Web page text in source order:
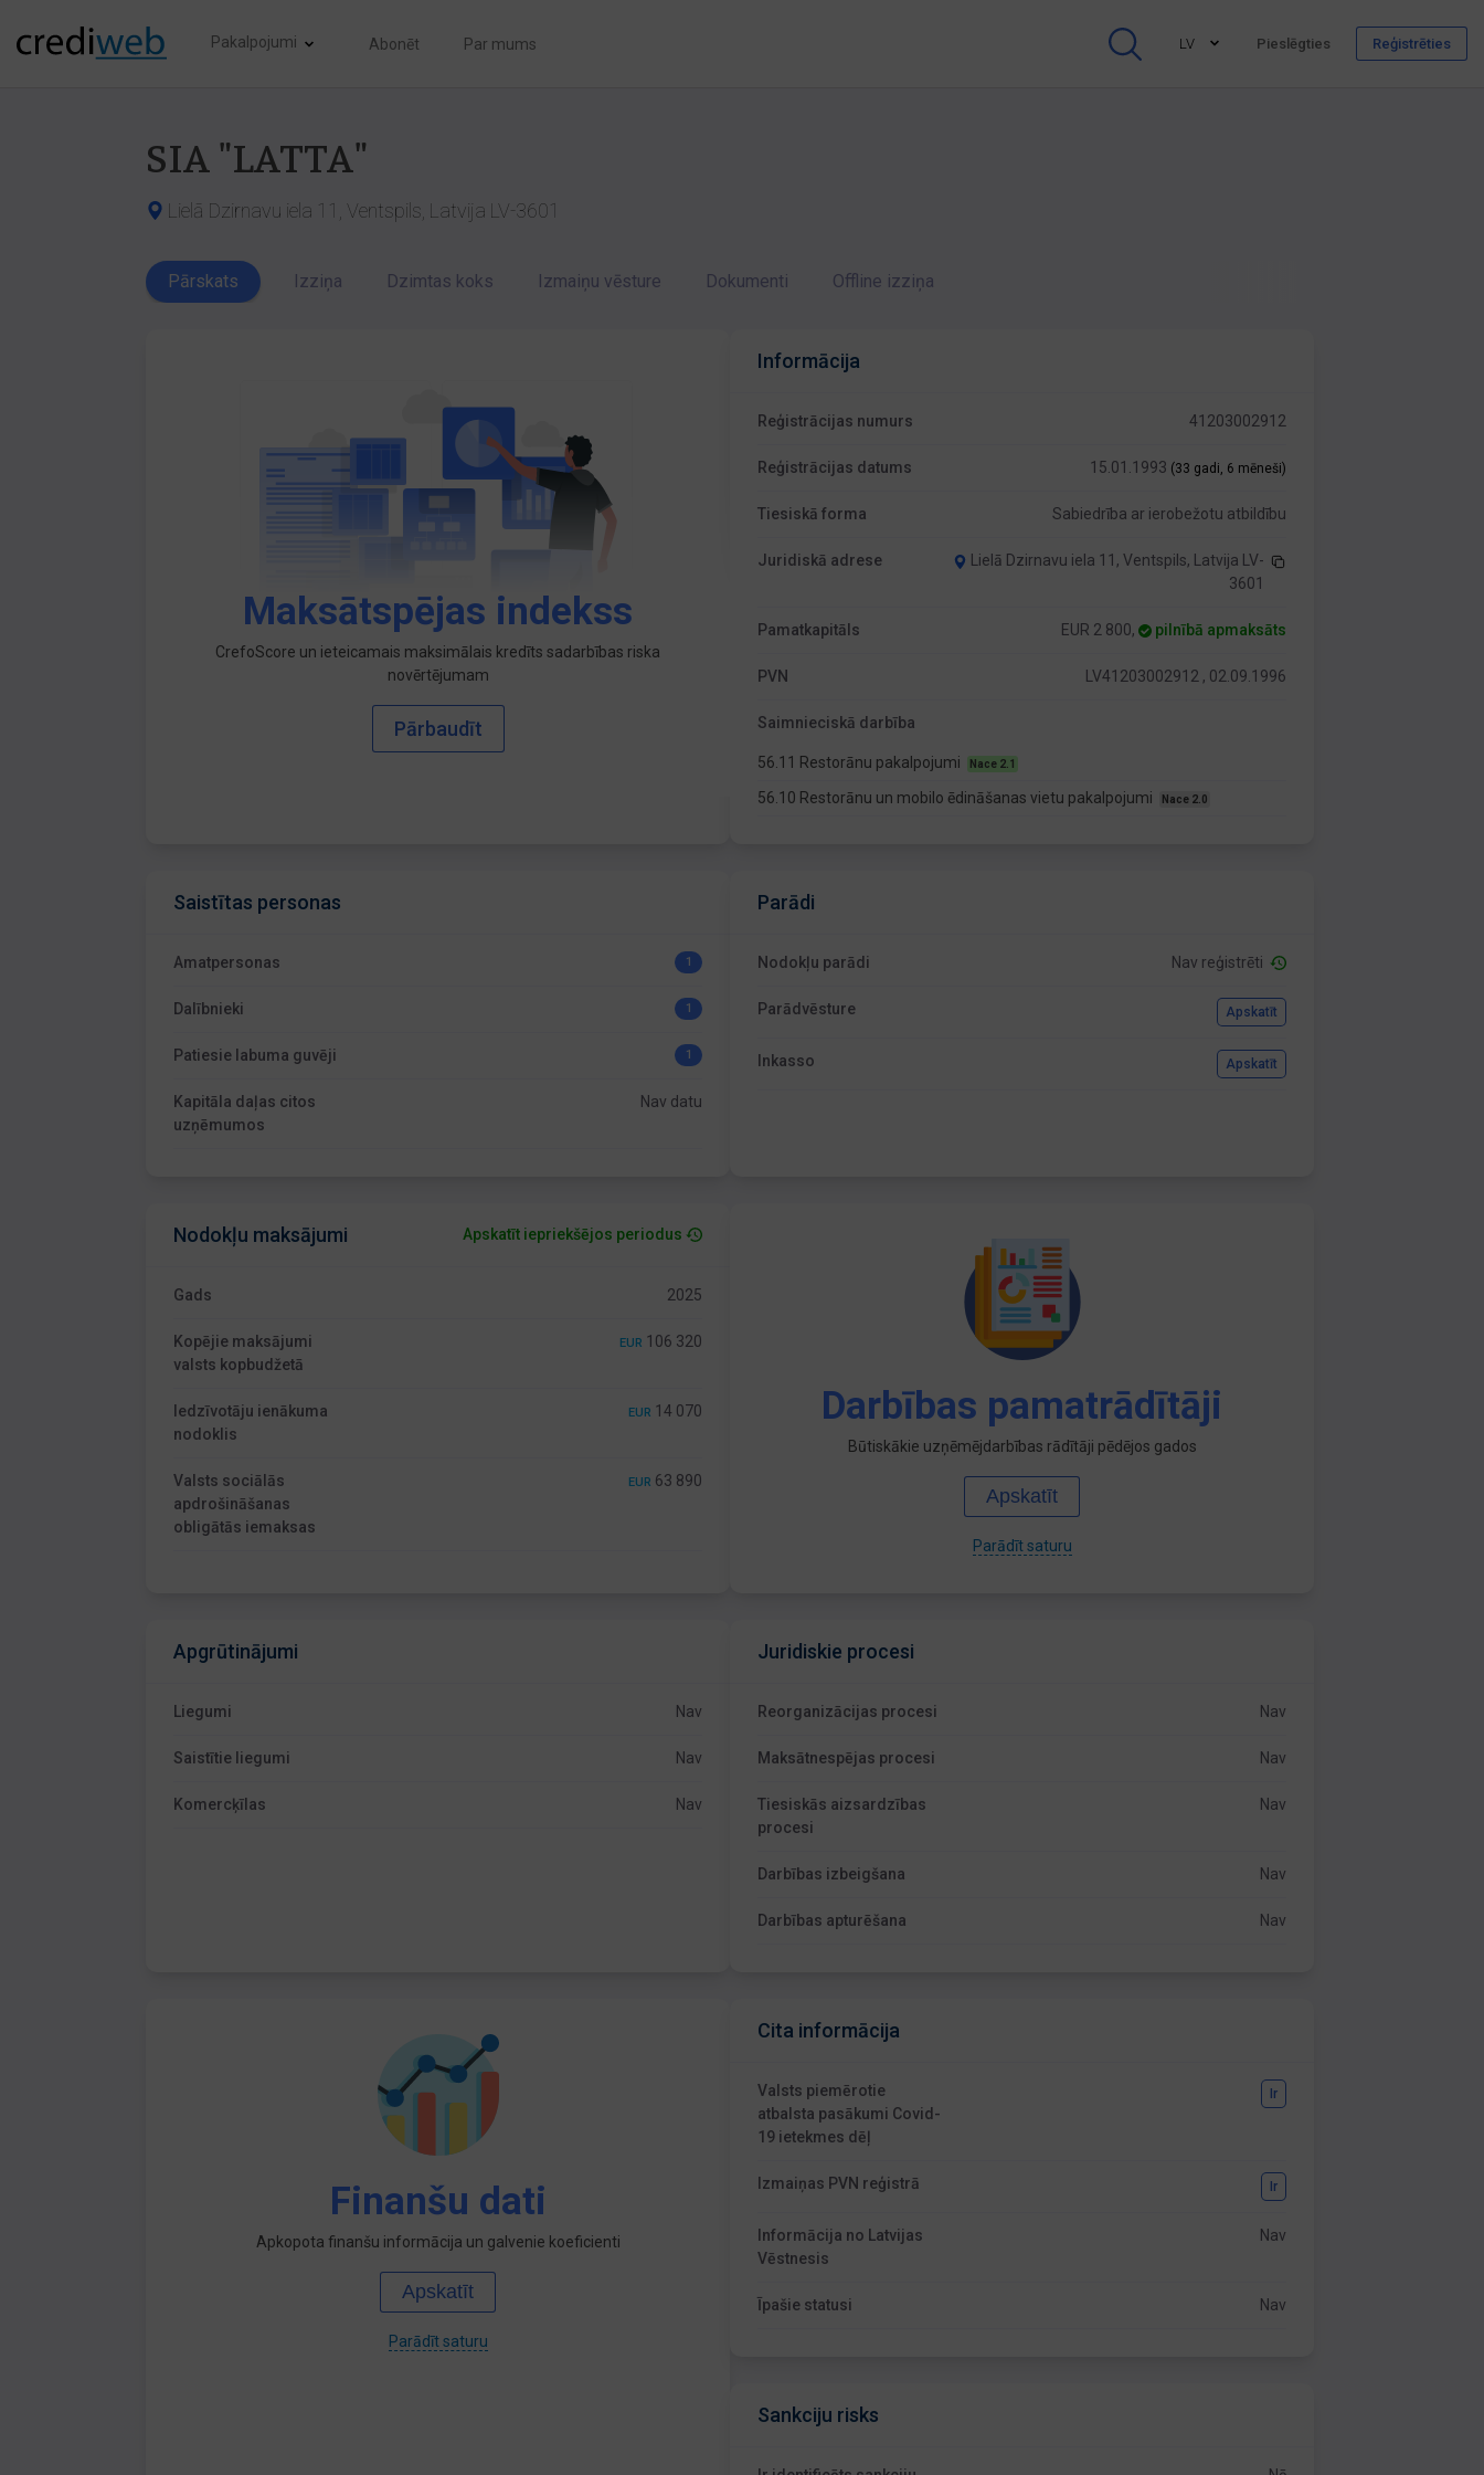
Pakalpojumi Abonēt Par mums LV Pieslēgties Reģistrēties
SIA "LATTA"
Lielā Dzirnavu iela 11, Ventspils, Latvija LV-3601
Pārskats Izziņa Dzimtas koks Izmaiņu vēsture Dokumenti Offline izziņa
Maksātspējas indekss
CrefoScore un ieteicamais maksimālais kredīts sadarbības riska
novērtējumam
Pārbaudīt
Informācija
Reģistrācijas numurs 41203002912
Reģistrācijas datums 15.01.1993 (33 gadi, 6 mēneši)
Tiesiskā forma Sabiedrība ar ierobežotu atbildību
Juridiskā adrese
Lielā Dzirnavu iela 11, Ventspils, Latvija LV-
3601
Pamatkapitāls EUR 2 800, pilnībā apmaksāts
PVN LV41203002912 , 02.09.1996
Saimnieciskā darbība
56.11 Restorānu pakalpojumi Nace 2.1
56.10 Restorānu un mobilo ēdināšanas vietu pakalpojumi Nace 2.0
Saistītas personas
Amatpersonas 1
Dalībnieki 1
Patiesie labuma guvēji 1
Kapitāla daļas citos
uzņēmumos
Nav datu
Parādi
Nodokļu parādi Nav reģistrēti
Parādvēsture Apskatīt
Inkasso Apskatīt
Nodokļu maksājumi Apskatīt iepriekšējos periodus
Gads 2025
Kopējie maksājumi
valsts kopbudžetā
EUR 106 320
Iedzīvotāju ienākuma
nodoklis
EUR 14 070
Valsts sociālās
apdrošināšanas
obligātās iemaksas
EUR 63 890
Darbības pamatrādītāji
Būtiskākie uzņēmējdarbības rādītāji pēdējos gados
Apskatīt
Parādīt saturu
Apgrūtinājumi
Liegumi Nav
Saistītie liegumi Nav
Komercķīlas Nav
Juridiskie procesi
Reorganizācijas procesi Nav
Maksātnespējas procesi Nav
Tiesiskās aizsardzības
procesi
Nav
Darbības izbeigšana Nav
Darbības apturēšana Nav
Finanšu dati
Apkopota finanšu informācija un galvenie koeficienti
Apskatīt
Parādīt saturu
Cita informācija
Valsts piemērotie
atbalsta pasākumi Covid-
19 ietekmes dēļ
Ir
Izmaiņas PVN reģistrā Ir
Informācija no Latvijas
Vēstnesis
Nav
Īpašie statusi Nav
Sankciju risks